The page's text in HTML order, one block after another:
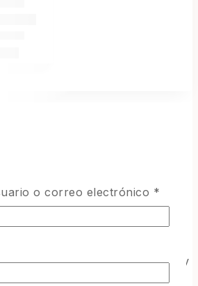
online de maquetismo y
Valdivia, Región de Los Ríos. Nos
militar, figuras, libros de
enviando a todo Chile y
pensada para coleccionistas y
o correo electrónico *